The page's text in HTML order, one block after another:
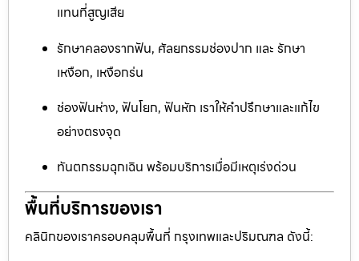
แทนที่สูญเสีย
รักษาคลองรากฟัน, ศัลยกรรมช่องปาก และ รักษา
เหงือก, เหงือกร่น
ช่องฟันห่าง, ฟันโยก, ฟันหัก เราให้คำปรึกษาและแก้ไข
อย่างตรงจุด
ทันตกรรมฉุกเฉิน พร้อมบริการเมื่อมีเหตุเร่งด่วน
พื้นที่บริการของเรา
คลินิกของเราครอบคลุมพื้นที่ กรุงเทพและปริมณฑล ดังนี้: